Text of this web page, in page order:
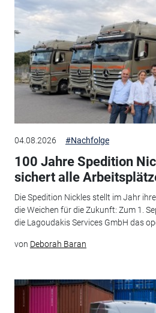
04.08.2026 #Nachfolge
100 Jahre Spedition
sichert alle
Die Spedition Nickles stellt im Jahr
die Weichen für die Zukunft: Zum 1.
die Lagoudakis Services GmbH das
von Deborah Baran